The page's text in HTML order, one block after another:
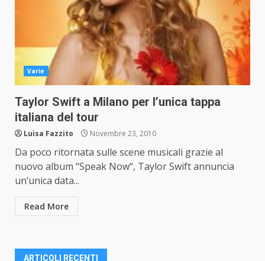
Varie
Taylor Swift a Milano per l’unica tappa
italiana del tour
Luisa Fazzito Novembre 23, 2010
Da poco ritornata sulle scene musicali grazie al
nuovo album “Speak Now“, Taylor Swift annuncia
un’unica data...
Read More
ARTICOLI RECENTI